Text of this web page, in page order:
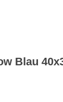
Blau